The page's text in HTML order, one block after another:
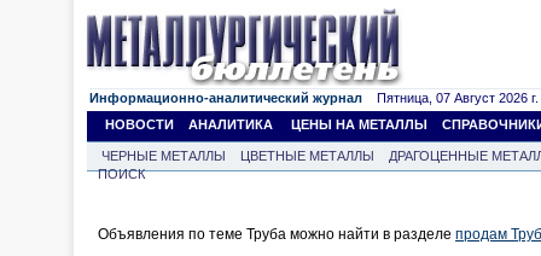
Информационно-аналитический журнал Пятница, 07 Август 2026 г.
НОВОСТИ
АНАЛИТИКА ЦЕНЫ НА МЕТАЛЛЫ
ЧЕРНЫЕ МЕТАЛЛЫ ЦВЕТНЫЕ МЕТАЛЛЫ
ДРАГОЦЕННЫЕ
ПОИСК
Объявления по теме Труба можно найти в разделе продам